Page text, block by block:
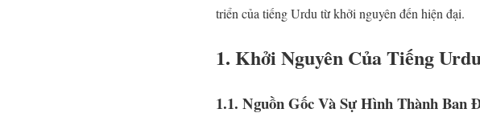
triển của tiếng Urdu từ khởi nguyên đến hiện đại.
1. Khởi Nguyên Của Tiếng
1.1. Nguồn Gốc Và Sự Hình Thành Ban